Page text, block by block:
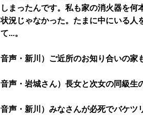
しまったんです。私も家の消火器を
状況じゃなかった。たまに中にいる人
て...。
音声・新川）ご近所のお知り合いの家
音声・岩城さん）長女と次女の同級生
音声・新川）みなさんが必死でバケツ